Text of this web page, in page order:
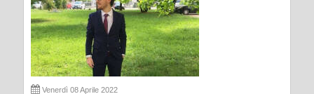
Venerdì 08 Aprile 2022